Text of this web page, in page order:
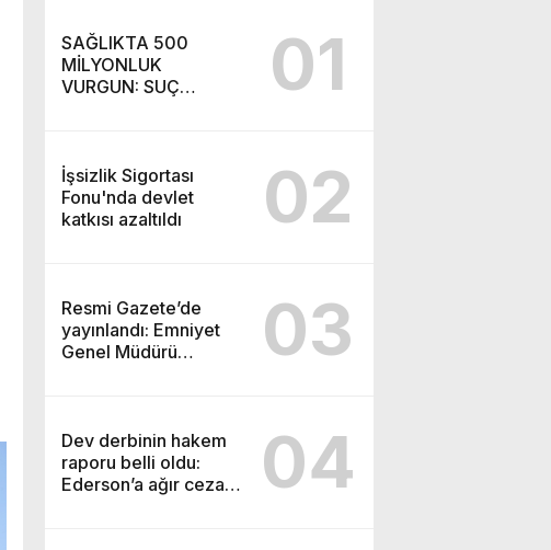
SAĞLIKTA 500
MİLYONLUK
VURGUN: SUÇ
01
İşsizlik Sigortası
Fonu'nda devlet
katkısı azaltıldı
02
Resmi Gazete’de
yayınlandı: Emniyet
Genel Müdürü
03
Dev derbinin hakem
raporu belli oldu:
Ederson’a ağır ceza
04